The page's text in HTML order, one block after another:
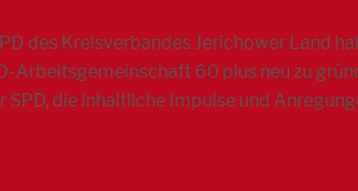
des Kreisverbandes Jerichower Land
Arbeitsgemeinschaft 60 plus neu zu
die inhaltliche Impulse und